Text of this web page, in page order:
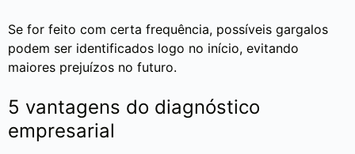
Se for feito com certa frequência, possíveis gargalos
podem ser identificados logo no início, evitando
maiores prejuízos no futuro.
5 vantagens do diagnóstico
empresarial